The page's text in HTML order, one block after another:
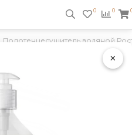
×
0 0
Полотенцесушитель водяной